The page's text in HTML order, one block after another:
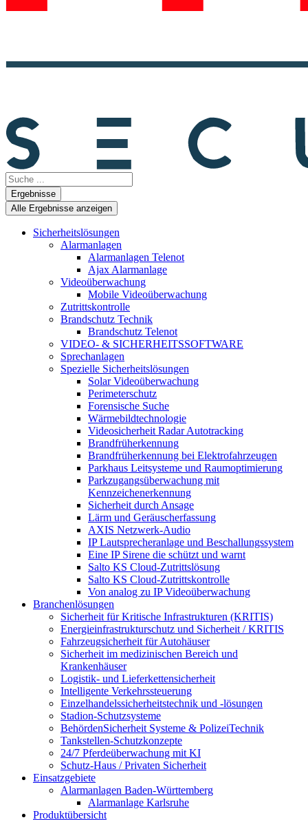
Search
...Ergebnisse
Alle Ergebnisse anzeigen
Sicherheitslösungen
Alarmanlagen
Alarmanlagen Telenot
Ajax Alarmanlage
Videoüberwachung
Mobile Videoüberwachung
Zutrittskontrolle
Brandschutz Technik
Brandschutz Telenot
VIDEO- & SICHERHEITSSOFTWARE
Sprechanlagen
Spezielle Sicherheitslösungen
Solar Videoüberwachung
Perimeterschutz
Forensische Suche
Wärmebildtechnologie
Videosicherheit Radar Autotracking​
Brandfrüherkennung
Brandfrüherkennung bei Elektrofahrzeugen
Parkhaus Leitsysteme und Raumoptimierung
Parkzugangsüberwachung mit
Kennzeichenerkennung
Sicherheit durch Ansage
Lärm und Geräuscherfassung
AXIS Netzwerk-Audio
IP Lautsprecheranlage und Beschallungssystem
Eine IP Sirene die schützt und warnt
Salto KS Cloud-Zutrittslösung
Salto KS Cloud-Zutrittskontrolle
Von analog zu IP Videoüberwachung
Branchenlösungen
Sicherheit für Kritische Infrastrukturen (KRITIS)
Energieinfrastrukturschutz und Sicherheit / KRITIS
Fahrzeugsicherheit für Autohäuser
Sicherheit im medizinischen Bereich und
Krankenhäuser
Logistik- und Lieferkettensicherheit
Intelligente Verkehrssteuerung
Einzelhandelssicherheitstechnik und -lösungen
Stadion-Schutzsysteme
BehördenSicherheit Systeme & PolizeiTechnik
Tankstellen-Schutzkonzepte​
24/7 Pferdeüberwachung mit KI
Schutz-Haus / Privaten Sicherheit
Einsatzgebiete
Alarmanlagen Baden-Württemberg
Alarmanlage Karlsruhe
Produktübersicht